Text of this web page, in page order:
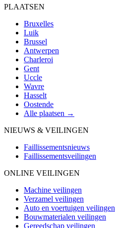
PLAATSEN
Bruxelles
Luik
Brussel
Antwerpen
Charleroi
Gent
Uccle
Wavre
Hasselt
Oostende
Alle plaatsen →
NIEUWS & VEILINGEN
Faillissementsnieuws
Faillissementsveilingen
ONLINE VEILINGEN
Machine veilingen
Verzamel veilingen
Auto en voertuigen veilingen
Bouwmaterialen veilingen
Gereedschap veilingen